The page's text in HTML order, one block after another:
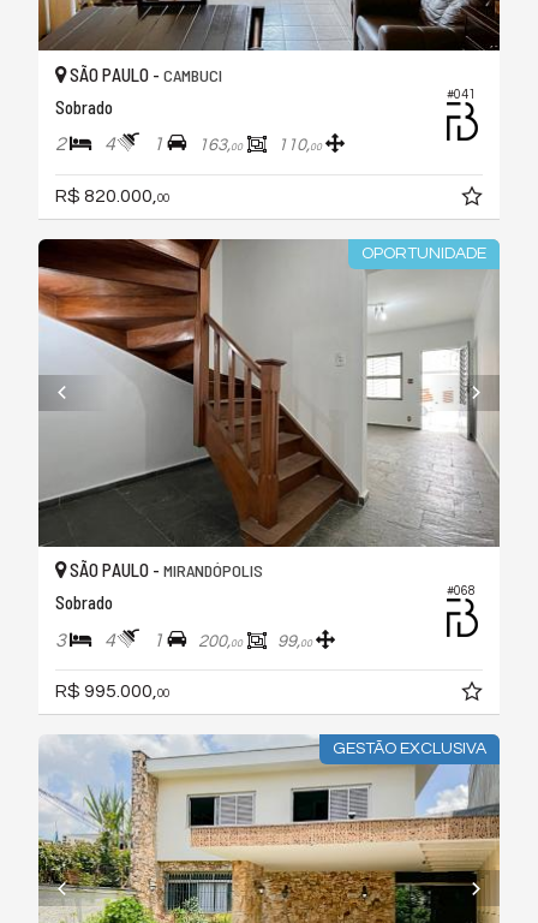
#041
SÃO PAULO - CAMBUCI
Sobrado
2 4 1 163,00 110,00
R$ 820.000, 00
OPORTUNIDADE
#068
SÃO PAULO - MIRANDÓPOLIS
Sobrado
3 4 1 200,00 99,00
R$ 995.000,00
GESTÃO EXCLUSIVA